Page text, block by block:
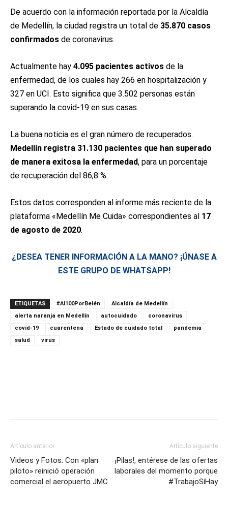
De acuerdo con la información reportada por la Alcaldía
de Medellín, la ciudad registra un total de 35.870 casos
confirmados de coronavirus.
Actualmente hay 4.095 pacientes activos de la
enfermedad, de los cuales hay 266 en hospitalización y
327 en UCI. Esto significa que 3.502 personas están
superando la covid-19 en sus casas.
La buena noticia es el gran número de recuperados.
Medellín registra 31.130 pacientes que han superado
de manera exitosa la enfermedad, para un porcentaje
de recuperación del 86,8 %.
Estos datos corresponden al informe más reciente de la
plataforma «Medellín Me Cuida» correspondientes al 17
de agosto de 2020.
¿DESEA TENER INFORMACIÓN A LA MANO? ¡ÚNASE A
ESTE GRUPO DE WHATSAPP!
ETIQUETAS #Al100PorBelén
Alcaldía de Medellín
alerta naranja en Medellín
autocuidado
coronavirus
covid-19
cuarentena Estado de cuidado total
pandemia
salud
virus
Artículo anterior
Videos y Fotos: Con «plan
piloto» reinició operación
comercial el aeropuerto JMC
Artículo siguiente
¡Pilas!, entérese de las ofertas
laborales del momento porque
#TrabajoSíHay